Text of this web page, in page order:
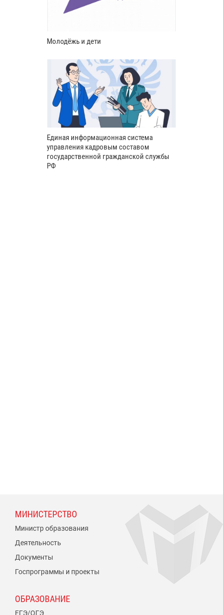
Молодёжь и дети
Единая информационная система
управления кадровым составом
государственной гражданской службы
РФ
МИНИСТЕРСТВО
Министр образования
Деятельность
Документы
Госпрограммы и проекты
ОБРАЗОВАНИЕ
ЕГЭ/ОГЭ